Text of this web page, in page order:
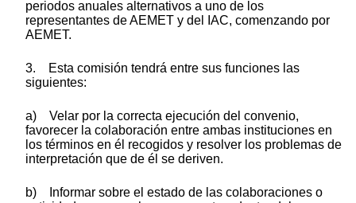
periodos anuales alternativos a uno de los
representantes de AEMET y del IAC, comenzando por
AEMET.
3. Esta comisión tendrá entre sus funciones las
siguientes:
a) Velar por la correcta ejecución del convenio,
favorecer la colaboración entre ambas instituciones en
los términos en él recogidos y resolver los problemas de
interpretación que de él se deriven.
b) Informar sobre el estado de las colaboraciones o